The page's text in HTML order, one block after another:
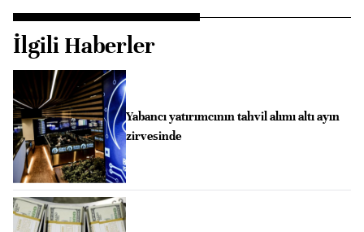
İlgili Haberler
Yabancı yatırımcının tahvil alımı altı ayın
zirvesinde